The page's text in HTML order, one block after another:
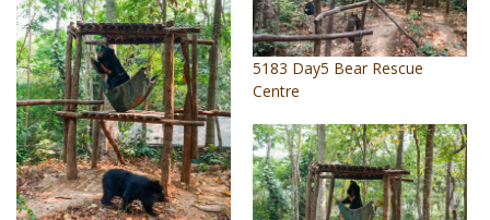
5183 Day5 Bear Rescue
Centre